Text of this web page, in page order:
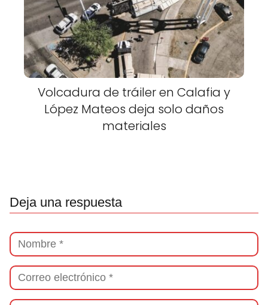
Volcadura de tráiler en Calafia y
López Mateos deja solo daños
materiales
Deja una respuesta